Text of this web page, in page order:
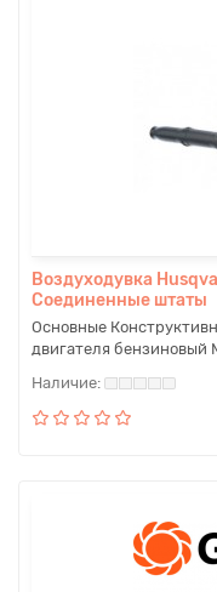
Воздуходувка
Соединенные штаты
Основные
двигателя бензиновый